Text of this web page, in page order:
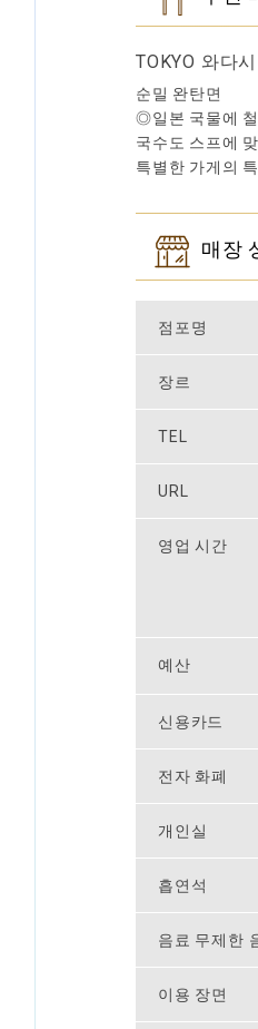
TOKYO 와다
순밀 완탄면
◎일본 국물에 철
국수도 스프에
특별한 가게의
매장
점포명
장르
TEL
URL
영업 시간
예산
신용카드
전자 화폐
개인실
흡연석
음료 무제한
이용 장면